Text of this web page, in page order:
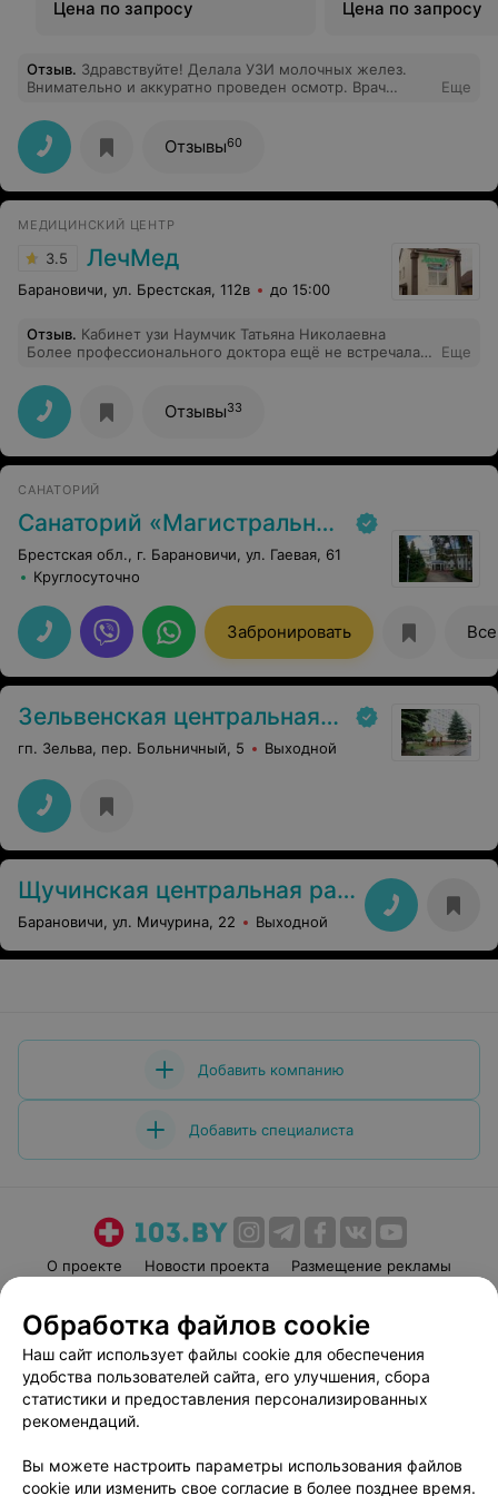
Цена по запросу Цена по запросу
Отзыв. Здравствуйте! Делала УЗИ молочных желез.
Внимательно и аккуратно проведен осмотр. Врач
подробно рассказал и объяснил. Стоит отметить
быструю запись. Приятная, спокойная атмосфера
медицинского центра. Спасибо, осталась очень
довольна!
Еще
Отзывы60
МЕДИЦИНСКИЙ ЦЕНТР
3.5 ЛечМед
Барановичи, ул. Брестская, 112в до 15:00
Отзыв. Кабинет узи Наумчик Татьяна Николаевна
Более профессионального доктора ещё не встречала.
четко все объяснил. Побольше бы таких.
Еще
Отзывы33
САНАТОРИЙ
Санаторий «Магистральный»
Брестская обл., г. Барановичи, ул. Гаевая, 61
Круглосуточно
Забронировать
Зельвенская центральная районная больница
гп. Зельва, пер. Больничный, 5 Выходной
Щучинская центральная районная поликлиника
Барановичи, ул. Мичурина, 22 Выходной
Добавить компанию
Добавить специалиста
О проекте Новости проекта
Размещение рекламы
Пользовательское соглашение
Способы оплаты
Вакансии
Партнеры
Написать руководителю 103.by
Обработка персональных данных
Обработка файлов cookie
Наш сайт использует файлы cookie для обеспечения
удобства пользователей сайта, его улучшения, сбора
статистики и предоставления персонализированных
рекомендаций.
Вы можете настроить параметры использования файлов
cookie или изменить свое согласие в более позднее время.